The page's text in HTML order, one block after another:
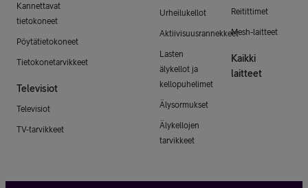
Kannettavat
tietokoneet
Pöytätietokoneet
Tietokonetarvikkeet
Televisiot
Televisiot
TV-tarvikkeet
Urheilukellot
Aktiivisuusrannekkeet
Lasten
älykellot ja
kellopuhelimet
Älysormukset
Älykellojen
tarvikkeet
Reitittimet
Mesh-laitteet
Kaikki
laitteet